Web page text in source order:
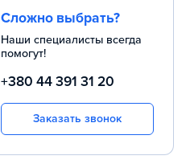
Сложно выбрать?
Наши специалисты всегда
помогут!
+380 44 391 31 20
Заказать звонок